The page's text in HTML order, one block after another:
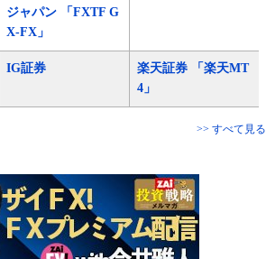
ジャパン 「FXTF G
X-FX」
IG証券
楽天証券 「楽天MT
4」
>> すべて見る